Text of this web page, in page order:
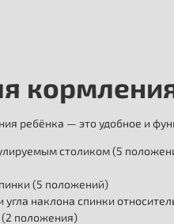
ребёнка — это удобное и
столиком (5
(5 положений)
наклона спинки
положения)